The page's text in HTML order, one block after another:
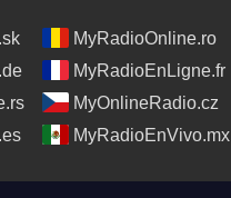
MyRadioOnline.ro
MyRadioEnLigne.fr
MyOnlineRadio.cz
MyRadioEnVivo.mx